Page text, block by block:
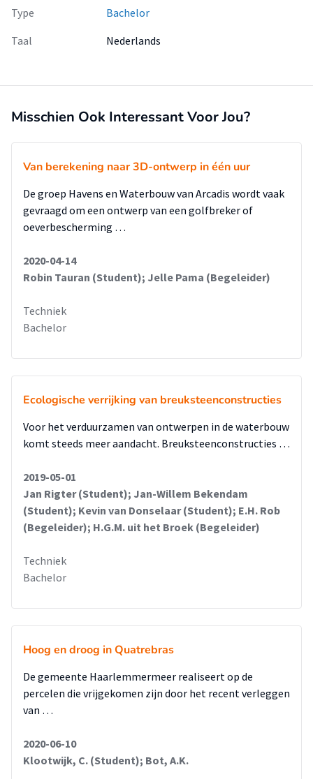
Type
Bachelor
Taal
Nederlands
Misschien Ook Interessant Voor Jou?
Van berekening naar 3D-ontwerp in één uur
De groep Havens en Waterbouw van Arcadis wordt vaak
gevraagd om een ontwerp van een golfbreker of
oeverbescherming …
2020-04-14
Robin Tauran (Student); Jelle Pama (Begeleider)
Techniek
Bachelor
Ecologische verrijking van breuksteenconstructies
Voor het verduurzamen van ontwerpen in de waterbouw
komt steeds meer aandacht. Breuksteenconstructies …
2019-05-01
Jan Rigter (Student); Jan-Willem Bekendam
(Student); Kevin van Donselaar (Student); E.H. Rob
(Begeleider); H.G.M. uit het Broek (Begeleider)
Techniek
Bachelor
Hoog en droog in Quatrebras
De gemeente Haarlemmermeer realiseert op de
percelen die vrijgekomen zijn door het recent verleggen
van …
2020-06-10
Klootwijk, C. (Student); Bot, A.K.